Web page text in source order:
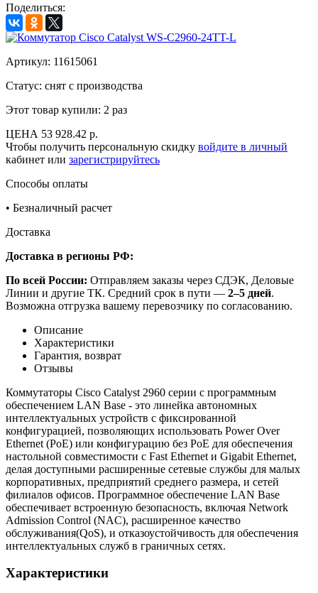
Поделиться:
Артикул: 11615061
Статус: снят с производства
Этот товар купили: 2 раз
ЦЕНА 53 928.42 р.
Чтобы получить персональную скидку войдите в личный
кабинет или зарегистрируйтесь
Способы оплаты
• Безналичный расчет
Доставка
Доставка в регионы РФ:
По всей России: Отправляем заказы через СДЭК, Деловые
Линии и другие ТК. Средний срок в пути — 2–5 дней.
Возможна отгрузка вашему перевозчику по согласованию.
Описание
Характеристики
Гарантия, возврат
Отзывы
Коммутаторы Cisco Catalyst 2960 серии с программным
обеспечением LAN Base - это линейка автономных
интеллектуальных устройств с фиксированной
конфигурацией, позволяющих использовать Power Over
Ethernet (PoE) или конфигурацию без PoE для обеспечения
настольной совместимости с Fast Ethernet и Gigabit Ethernet,
делая доступными расширенные сетевые службы для малых
корпоративных, предприятий среднего размера, и сетей
филиалов офисов. Программное обеспечение LAN Base
обеспечивает встроенную безопасность, включая Network
Admission Control (NAC), расширенное качество
обслуживания(QoS), и отказоустойчивость для обеспечения
интеллектуальных служб в граничных сетях.
Характеристики